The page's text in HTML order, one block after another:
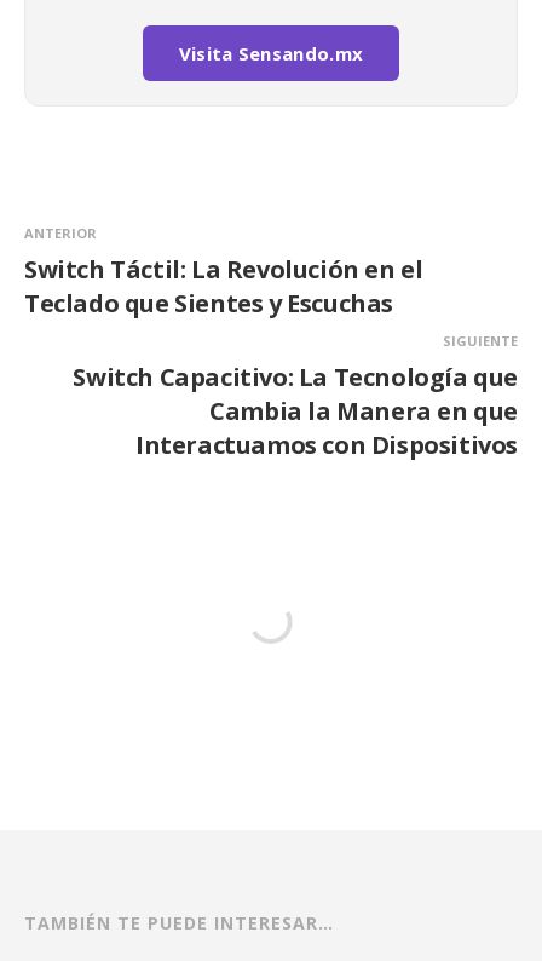
Visita Sensando.mx
ANTERIOR
Switch Táctil: La Revolución en el
Teclado que Sientes y Escuchas
SIGUIENTE
Switch Capacitivo: La Tecnología que
Cambia la Manera en que
Interactuamos con Dispositivos
TAMBIÉN TE PUEDE INTERESAR…